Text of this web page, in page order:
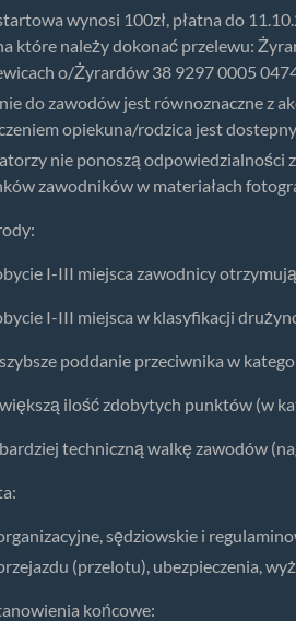
wynosi 100zł, płatna do
które należy dokonać przelewu:
o/Żyrardów 38 9297 0005
do zawodów jest równoznaczne z
opiekuna/rodzica jest
nie ponoszą odpowiedzialności
zawodników w materiałach
I-III miejsca zawodnicy
I-III miejsca w klasyfikacji
poddanie przeciwnika w
ilość zdobytych punktów (w
techniczną walkę zawodów
sędziowskie i
(przelotu), ubezpieczenia,
końcowe: